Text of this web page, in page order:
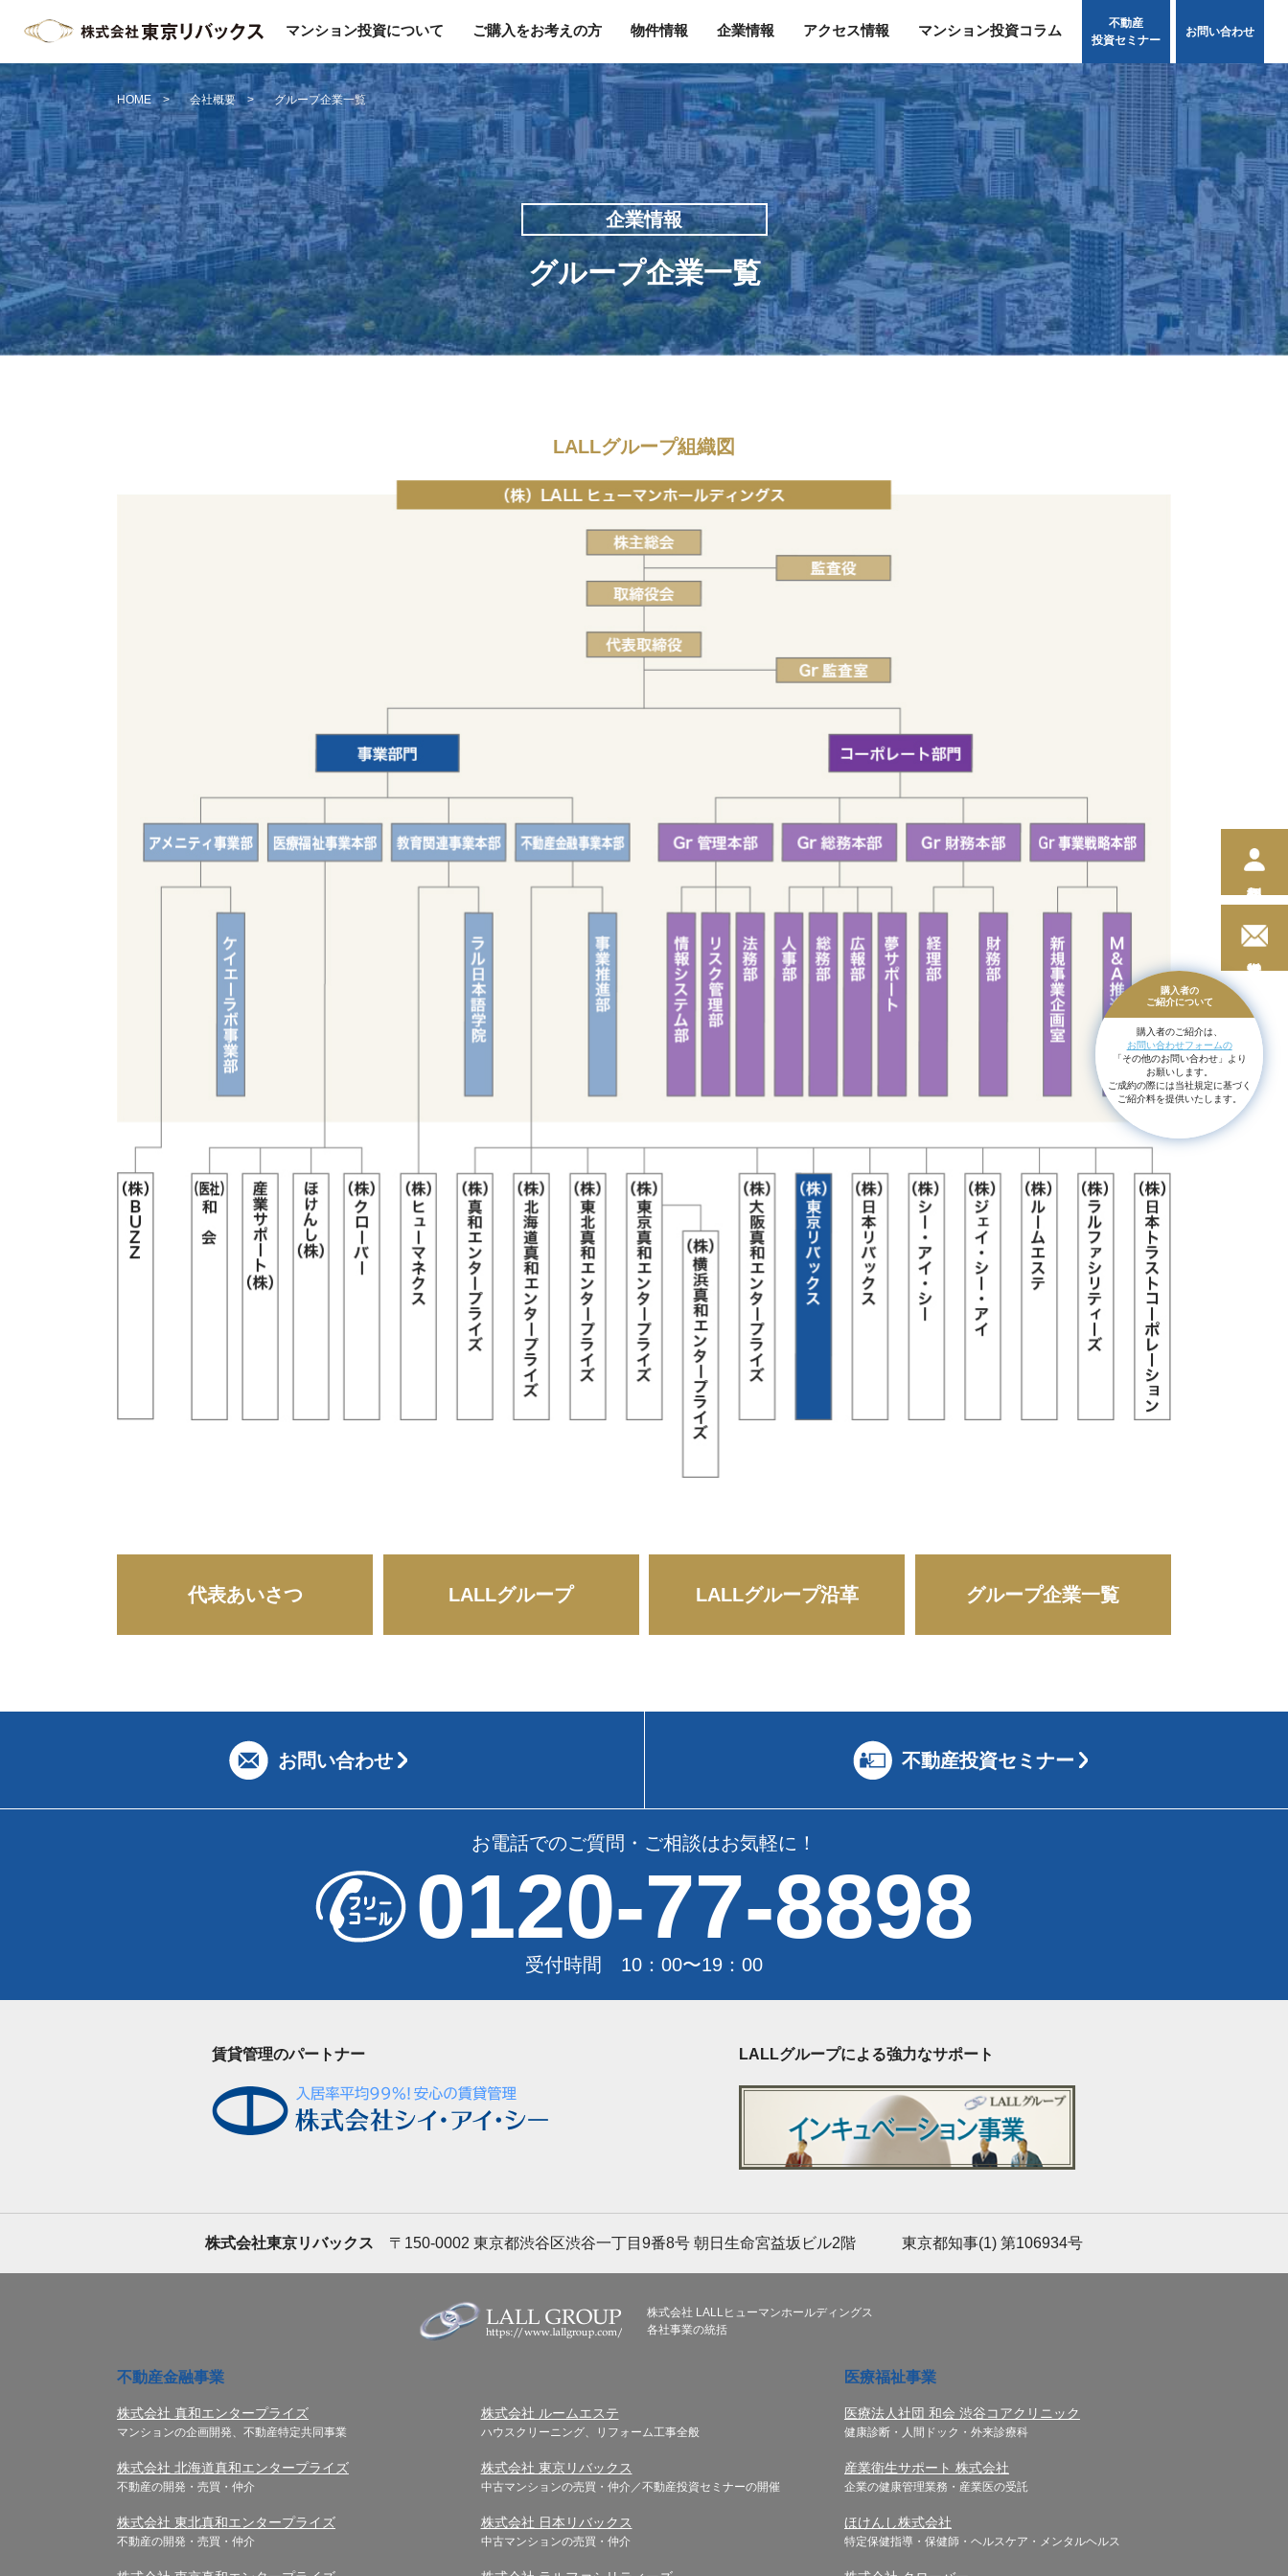
マンション投資について ご購入をお考えの方 物件情報 企業情報 アクセス情報 マンション投資コラム
不動産
投資セミナー
お問い合わせ
HOME 会社概要 グループ企業一覧
企業情報
グループ企業一覧
LALLグループ組織図
代表あいさつ LALLグループ LALLグループ沿革 グループ企業一覧
購入者の
ご紹介について
購入者のご紹介は、
お問い合わせフォームの
「その他のお問い合わせ」より
お願いします。
ご成約の際には当社規定に基づく
ご紹介料を提供いたします。
お問い合わせ 不動産投資セミナー
お電話でのご質問・ご相談はお気軽に！
0120-77-8898
受付時間 10：00〜19：00
賃貸管理のパートナー LALLグループによる強力なサポート
株式会社東京リバックス 〒150-0002 東京都渋谷区渋谷一丁目9番8号 朝日生命宮益坂ビル2階 東京都知事(1) 第106934号
株式会社 LALLヒューマンホールディングス
各社事業の統括
不動産金融事業
株式会社 真和エンタープライズ
マンションの企画開発、不動産特定共同事業
株式会社 北海道真和エンタープライズ
不動産の開発・売買・仲介
株式会社 東北真和エンタープライズ
不動産の開発・売買・仲介
株式会社 ルームエステ
ハウスクリーニング、リフォーム工事全般
株式会社 東京リバックス
中古マンションの売買・仲介／不動産投資セミナーの開催
株式会社 日本リバックス
中古マンションの売買・仲介
医療福祉事業
医療法人社団 和会 渋谷コアクリニック
健康診断・人間ドック・外来診療科
産業衛生サポート 株式会社
企業の健康管理業務・産業医の受託
ほけんし株式会社
特定保健指導・保健師・ヘルスケア・メンタルヘルス